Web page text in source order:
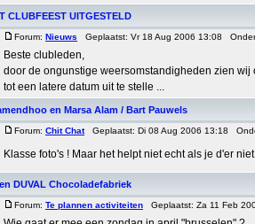
CLUBFEEST UITGESTELD
Forum: Nieuws Geplaatst: Vr 18 Aug 2006 13:08
Beste clubleden,
door de ongunstige weersomstandigheden zien
tot een latere datum uit te stelle ...
en Marsa Alam / Bart Pauwels
Forum: Chit ChatGeplaatst: Di 08 Aug 2006 13:18
Klasse foto's ! Maar het helpt niet echt als je d'er
DUVAL Chocoladefabriek
Forum: Te plannen activiteiten Geplaatst: Za 11 Feb